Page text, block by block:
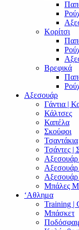
Κορίτσι
Βρεφικά
Αξεσουάρ
Γάντια |
Κάλτσες
Καπέλα
Σκούφοι
Τσαντάκια
Τσάντες |
Αξεσουάρ
Μπάλες
‘Αθλημα
Training |
Μπάσκετ